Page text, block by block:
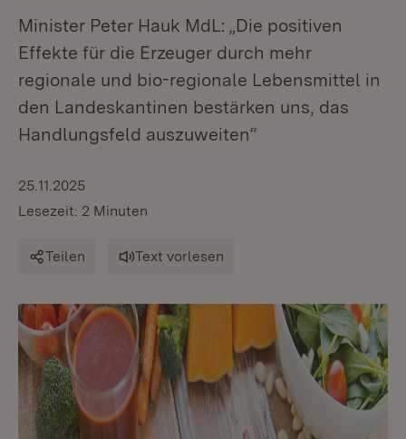
Minister Peter Hauk MdL: „Die positiven
Effekte für die Erzeuger durch mehr
regionale und bio-regionale Lebensmittel in
den Landeskantinen bestärken uns, das
Handlungsfeld auszuweiten“
25.11.2025
Lesezeit: 2 Minuten
Teilen Text vorlesen